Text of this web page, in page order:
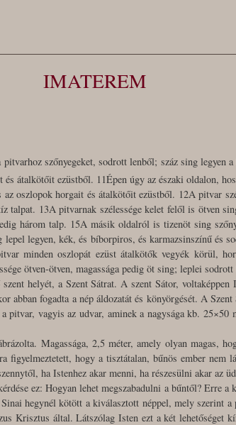
IMATEREM
szőnyegeket, sodrott lenből; száz sing legyen
átalkötőit ezüstből. 11Épen úgy az északi oldalon,
az oszlopok horgait és átalkötőit ezüstből. 12A pitvar
talpat. 13A pitvarnak szélessége kelet felől is ötven
három talp. 15A másik oldalról is tizenöt sing
legyen, kék, és bíborpiros, és karmazsinszínű és
minden oszlopát ezüst átalkötők vegyék körül,
ötven-ötven, magassága pedig öt sing; leplei
helyét, a Szent Sátrat. A szent Sátor,
abban fogadta a nép áldozatát és könyörgését. A
vagyis az udvar, aminek a nagysága kb. 25×50
Magassága, 2,5 méter, amely olyan magas,
figyelmeztetett, hogy a tisztátalan, bűnös ember nem
ha Istenhez akar menni, ha részesülni akar az
ez: Hogyan lehet megszabadulni a bűntől? Erre a
hegynél kötött a kiválasztott néppel, mely szerint
Krisztus által. Látszólag Isten ezt a két lehetőséget